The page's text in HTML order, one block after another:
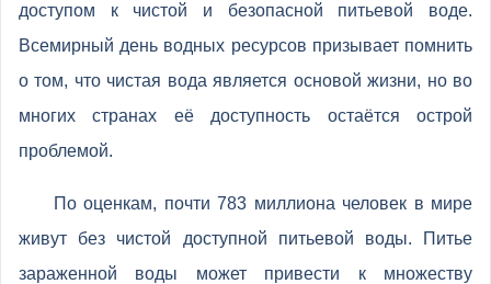
доступом к чистой и безопасной питьевой воде.
Всемирный день водных ресурсов призывает помнить
о том, что чистая вода является основой жизни, но во
многих странах её доступность остаётся острой
проблемой.
По оценкам, почти 783 миллиона человек в мире
живут без чистой доступной питьевой воды. Питье
зараженной воды может привести к множеству